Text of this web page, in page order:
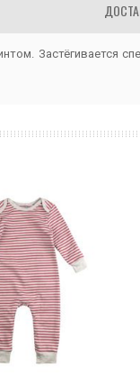
Застёгивается